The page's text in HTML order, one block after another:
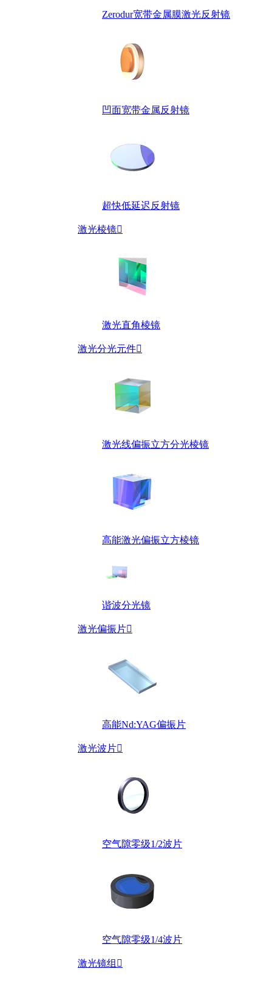
Zerodur宽带金属膜激光反射镜
凹面宽带金属反射镜
超快低延迟反射镜
激光棱镜
激光直角棱镜
激光分光元件
激光线偏振立方分光棱镜
高能激光偏振立方棱镜
谐波分光镜
激光偏振片
高能Nd:YAG偏振片
激光波片
空气隙零级1/2波片
空气隙零级1/4波片
激光镜组 